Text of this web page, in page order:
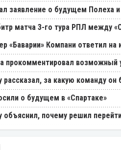
заявление о будущем Полеха
матча 3-го тура РПЛ между
«Баварии» Компани ответил на
прокомментировал возможный
за какую команду он
о будущем в «Спартаке»
почему решил